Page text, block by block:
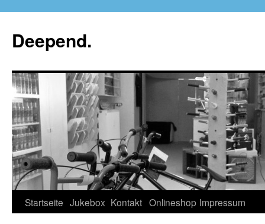
Deepend.
Startseite Jukebox Kontakt Onlineshop Impressum